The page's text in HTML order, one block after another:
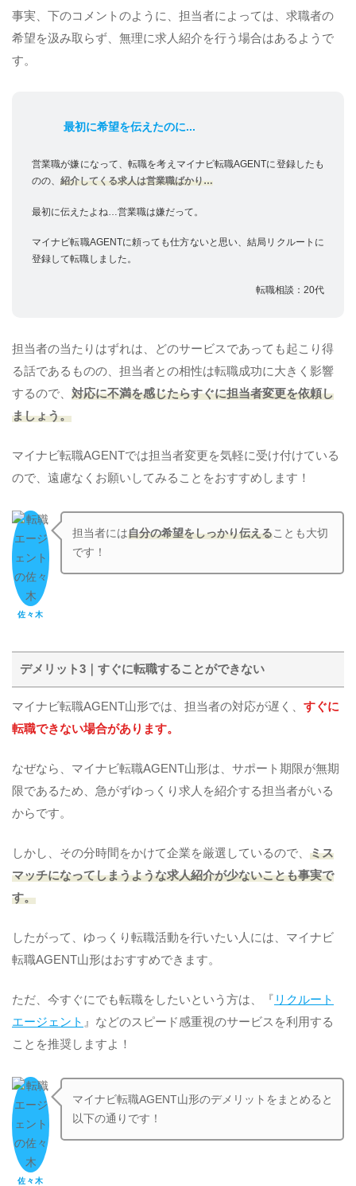
事実、下のコメントのように、担当者によっては、求職者の
希望を汲み取らず、無理に求人紹介を行う場合はあるようで
す。
最初に希望を伝えたのに...
営業職が嫌になって、転職を考えマイナビ転職AGENTに登録したも
のの、 紹介してくる求人は営業職ばかり…
最初に伝えたよね…営業職は嫌だって。
マイナビ転職AGENTに頼っても仕方ないと思い、結局リクルートに
登録して転職しました。
転職相談：20代
担当者の当たりはずれは、どのサービスであっても起こり得
る話であるものの、担当者との相性は転職成功に大きく影響
するので、 対応に不満を感じたらすぐに担当者変更を依頼し
ましょう。
マイナビ転職AGENTでは担当者変更を気軽に受け付けている
ので、遠慮なくお願いしてみることをおすすめします！
佐々木
担当者には自分の希望をしっかり伝えることも大切
です！
デメリット3｜すぐに転職することができない
マイナビ転職AGENT山形では、担当者の対応が遅く、 すぐに
転職できない場合があります。
なぜなら、マイナビ転職AGENT山形は、サポート期限が無期
限であるため、急がずゆっくり求人を紹介する担当者がいる
からです。
しかし、その分時間をかけて企業を厳選しているので、 ミス
マッチになってしまうような求人紹介が少ないことも事実で
す。
したがって、ゆっくり転職活動を行いたい人には、マイナビ
転職AGENT山形はおすすめできます。
ただ、今すぐにでも転職をしたいという方は、『 リクルート
エージェント 』などのスピード感重視のサービスを利用する
ことを推奨しますよ！
佐々木
マイナビ転職AGENT山形のデメリットをまとめると
以下の通りです！